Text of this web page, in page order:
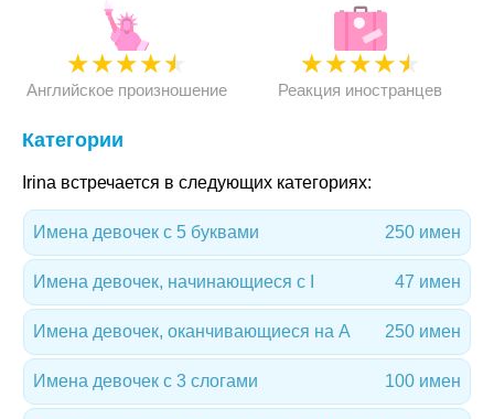
★★★★★
Английское произношение
★★★★★
Реакция иностранцев
Категории
Irina встречается в следующих категориях:
Имена девочек с 5 буквами 250 имен
Имена девочек, начинающиеся с I 47 имен
Имена девочек, оканчивающиеся на A 250 имен
Имена девочек с 3 слогами 100 имен